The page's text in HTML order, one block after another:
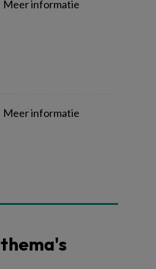
Meer informatie
Meer informatie